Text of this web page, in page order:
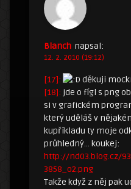
Blanch napsal:
12. 2. 2010 (19:12)
[17]:
děkuji
[18]: jde o fígl s png
si v grafickém
který uděláš v
kupříkladu ty moje
průhledný… koukej:
http://nd03.blog.cz/
3858_o2.png
Takže když z něj pak